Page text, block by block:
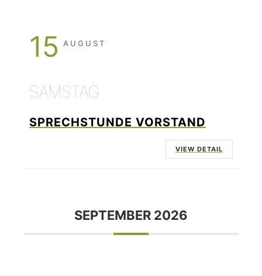
15 AUGUST
SAMSTAG
SPRECHSTUNDE VORSTAND
VIEW DETAIL
SEPTEMBER 2026